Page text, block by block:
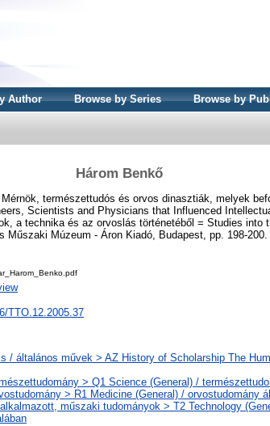
Author Browse by Series Browse by
Három Benkő
természettudós és orvos dinasztiák, melyek
Scientists and Physicians that Influenced
a technika és az orvoslás történetéből = Studies into
Műszaki Múzeum - Áron Kiadó, Budapest, pp. 198-200.
TTO.12.2005.37
/ általános művek > AZ History of Scholarship The
> Q1 Science (General) /
> R1 Medicine (General) / orvostudomány
műszaki tudományok > T2 Technology